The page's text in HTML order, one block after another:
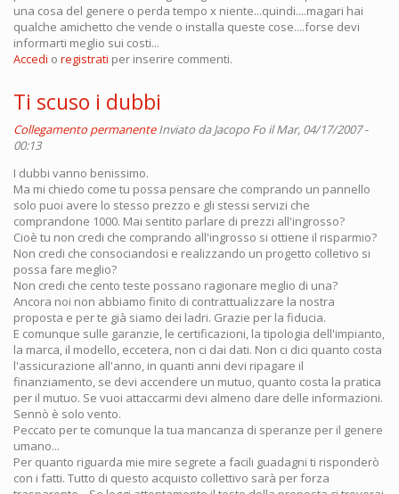
una cosa del genere o perda tempo x niente...quindi....magari hai
qualche amichetto che vende o installa queste cose....forse devi
informarti meglio sui costi...
Accedi o registrati per inserire commenti.
Ti scuso i dubbi
Collegamento permanente Inviato daJacopo Fo il Mar, 04/17/2007 -
00:13
I dubbi vanno benissimo.
Ma mi chiedo come tu possa pensare che comprando un pannello
solo puoi avere lo stesso prezzo e gli stessi servizi che
comprandone 1000. Mai sentito parlare di prezzi all'ingrosso?
Cioè tu non credi che comprando all'ingrosso si ottiene il risparmio?
Non credi che consociandosi e realizzando un progetto colletivo si
possa fare meglio?
Non credi che cento teste possano ragionare meglio di una?
Ancora noi non abbiamo finito di contrattualizzare la nostra
proposta e per te già siamo dei ladri. Grazie per la fiducia.
E comunque sulle garanzie, le certificazioni, la tipologia dell'impianto,
la marca, il modello, eccetera, non ci dai dati. Non ci dici quanto costa
l'assicurazione all'anno, in quanti anni devi ripagare il
finanziamento, se devi accendere un mutuo, quanto costa la pratica
per il mutuo. Se vuoi attaccarmi devi almeno dare delle informazioni.
Sennò è solo vento.
Peccato per te comunque la tua mancanza di speranze per il genere
umano...
Per quanto riguarda mie mire segrete a facili guadagni ti risponderò
con i fatti. Tutto di questo acquisto collettivo sarà per forza